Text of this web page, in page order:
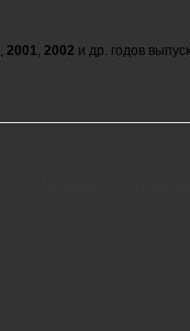
, 2001, 2002 и др. годов